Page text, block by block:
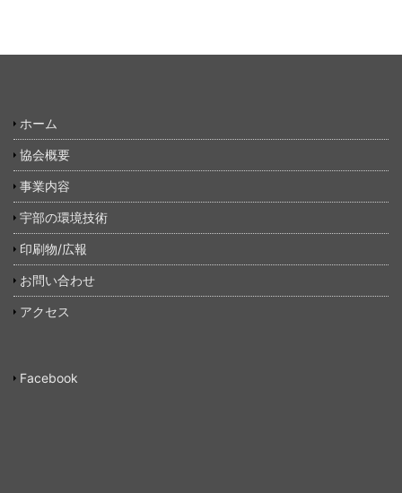
ホーム
協会概要
事業内容
宇部の環境技術
印刷物/広報
お問い合わせ
アクセス
Facebook